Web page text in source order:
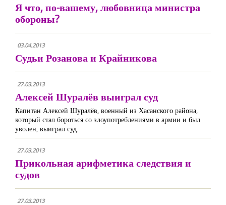
Я что, по-вашему, любовница министра
обороны?
03.04.2013
Судьи Розанова и Крайникова
27.03.2013
Алексей Шуралёв выиграл суд
Капитан Алексей Шуралёв, военный из Хасанского района,
который стал бороться со злоупотреблениями в армии и был
уволен, выиграл суд.
27.03.2013
Прикольная арифметика следствия и
судов
27.03.2013